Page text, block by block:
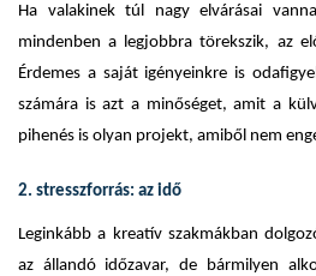
Ha valakinek túl nagy elvárásai
mindenben a legjobbra törekszik, az
Érdemes a saját igényeinkre is
számára is azt a minőséget, amit a
pihenés is olyan projekt, amiből nem
2. stresszforrás: az idő
Leginkább a kreatív szakmákban
az állandó időzavar, de bármilyen